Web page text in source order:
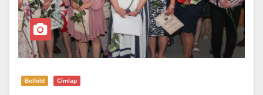
Belföld Címlap